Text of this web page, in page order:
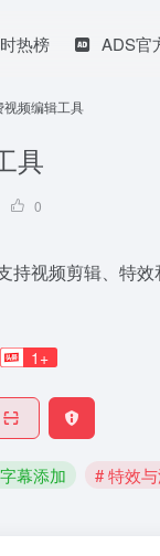
热榜 ADS官
视频编辑工具
具
0
持视频剪辑、特
1+
幕添加 # 特效